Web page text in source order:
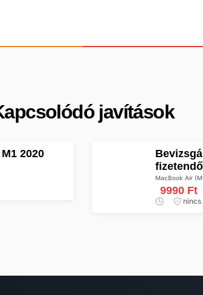
javítások
2020
Bevizsgálás (A készülék leadásakor előre
MacBook Air
9990 Ft
nincs